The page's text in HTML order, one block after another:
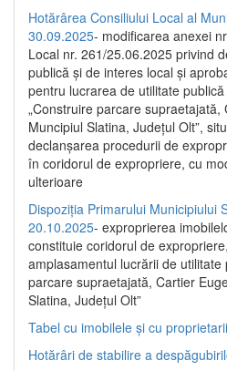
Hotărârea Consiliului Local al
30.09.2025- modificarea anexei
Local nr. 261/25.06.2025 privind
publică şi de interes local şi
pentru lucrarea de utilitate
„Construire parcare supraetajată,
Muncipiul Slatina, Judeţul Olt”,
declanşarea procedurii de
în coridorul de expropriere, cu
ulterioare
Dispoziția Primarului Municipiului
20.10.2025- exproprierea
constituie coridorul de
amplasamentul lucrării de utilitate
parcare supraetajată, Cartier
Slatina, Județul Olt”
Tabel cu imobilele și cu proprietarii
Hotărâri de stabilire a